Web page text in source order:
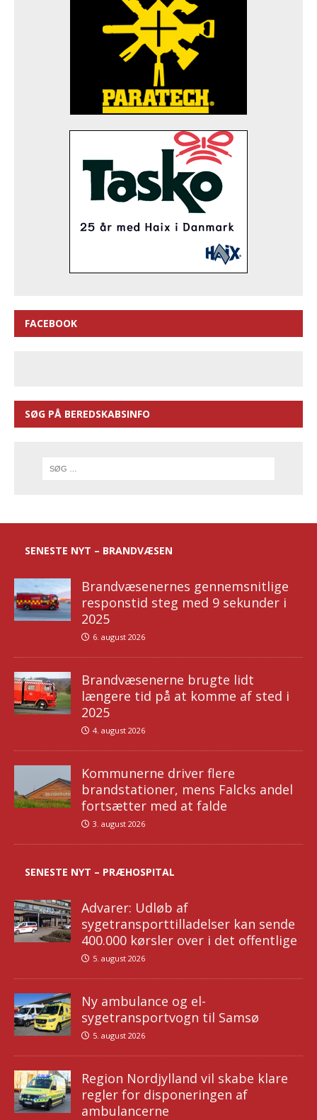
FACEBOOK
SØG PÅ BEREDSKABSINFO
SENESTE NYT – BRANDVÆSEN
Brandvæsenernes gennemsnitlige
responstid steg med 9 sekunder i
2025
6. august 2026
Brandvæsenerne brugte lidt
længere tid på at komme af sted i
2025
4. august 2026
Kommunerne driver flere
brandstationer, mens Falcks andel
fortsætter med at falde
3. august 2026
SENESTE NYT – PRÆHOSPITAL
Advarer: Udløb af
sygetransporttilladelser kan sende
400.000 kørsler over i det offentlige
5. august 2026
Ny ambulance og el-
sygetransportvogn til Samsø
5. august 2026
Region Nordjylland vil skabe klare
regler for disponeringen af
ambulancerne